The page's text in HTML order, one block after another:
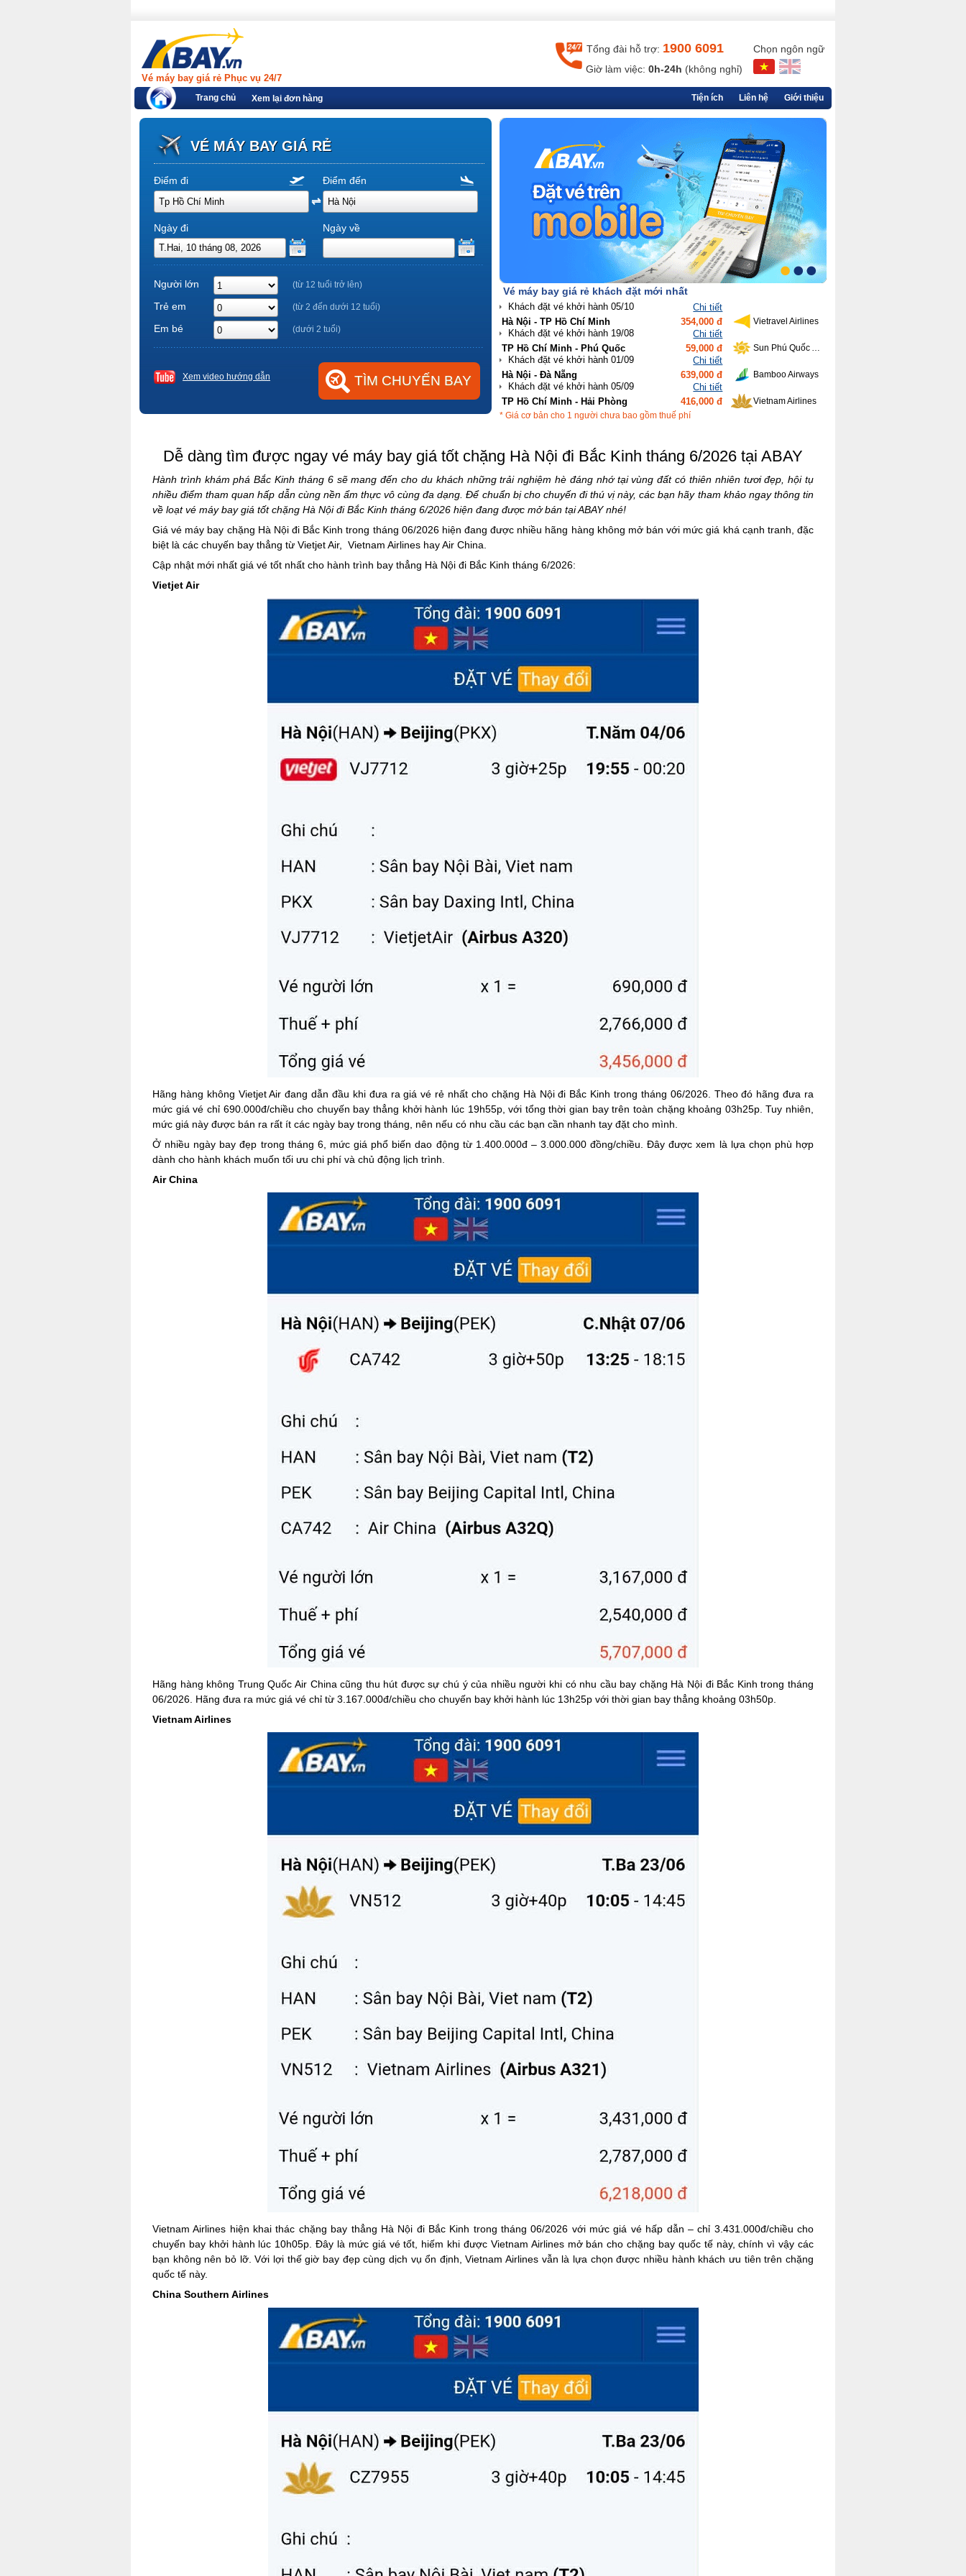
Vé máy bay giá rẻ Phục vụ 24/7
Tổng đài hỗ trợ: 1900 6091
Giờ làm việc: 0h-24h (không nghỉ)
Chọn ngôn ngữ
Trang chủ Xem lại đơn hàng Giới thiệu
Liên hệ
Tiện ích
VÉ MÁY BAY GIÁ RẺ
Điểm đi Điểm đến
Ngày đi Ngày về
Người lớn (từ 12 tuổi trở lên)
Trẻ em (từ 2 đến dưới 12 tuổi)
Em bé (dưới 2 tuổi)
Xem video hướng dẫn
Vé máy bay giá rẻ khách đặt mới nhất
Hà Nội - TP Hồ Chí Minh 354,000 đ
Chi tiết
Vietravel Airlines
TP Hồ Chí Minh - Phú Quốc 59,000 đ
Chi tiết
Sun Phú Quốc Airways
Hà Nội - Đà Nẵng 639,000 đ
Chi tiết
Bamboo Airways
TP Hồ Chí Minh - Hải Phòng 416,000 đ
Chi tiết
Vietnam Airlines
* Giá cơ bản cho 1 người chưa bao gồm thuế phí
Dễ dàng tìm được ngay vé máy bay giá tốt chặng Hà Nội đi Bắc Kinh tháng 6/2026 tại ABAY
Hành trình khám phá Bắc Kinh tháng 6 sẽ mang đến cho du khách những trải nghiệm hè đáng nhớ tại vùng đất có thiên nhiên tươi đẹp, hội tụ
nhiều điểm tham quan hấp dẫn cùng nền ẩm thực vô cùng đa dạng. Để chuẩn bị cho chuyến đi thú vị này, các bạn hãy tham khảo ngay thông tin
về loạt vé máy bay giá tốt chặng Hà Nội đi Bắc Kinh tháng 6/2026 hiện đang được mở bán tại ABAY nhé!
Giá vé máy bay chặng Hà Nội đi Bắc Kinh trong tháng 06/2026 hiện đang được nhiều hãng hàng không mở bán với mức giá khá cạnh tranh, đặc
biệt là các chuyến bay thẳng từ Vietjet Air, Vietnam Airlines hay Air China.
Cập nhật mới nhất giá vé tốt nhất cho hành trình bay thẳng Hà Nội đi Bắc Kinh tháng 6/2026:
Vietjet Air
Hãng hàng không Vietjet Air đang dẫn đầu khi đưa ra giá vé rẻ nhất cho chặng Hà Nội đi Bắc Kinh trong tháng 06/2026. Theo đó hãng đưa ra
mức giá vé chỉ 690.000đ/chiều cho chuyến bay thẳng khởi hành lúc 19h55p, với tổng thời gian bay trên toàn chặng khoảng 03h25p. Tuy nhiên,
mức giá này được bán ra rất ít các ngày bay trong tháng, nên nếu có nhu cầu các bạn cần nhanh tay đặt cho mình.
Ở nhiều ngày bay đẹp trong tháng 6, mức giá phổ biến dao động từ 1.400.000đ – 3.000.000 đồng/chiều. Đây được xem là lựa chọn phù hợp
dành cho hành khách muốn tối ưu chi phí và chủ động lịch trình.
Air China
Hãng hàng không Trung Quốc Air China cũng thu hút được sự chú ý của nhiều người khi có nhu cầu bay chặng Hà Nội đi Bắc Kinh trong tháng
06/2026. Hãng đưa ra mức giá vé chỉ từ 3.167.000đ/chiều cho chuyến bay khởi hành lúc 13h25p với thời gian bay thẳng khoảng 03h50p.
Vietnam Airlines
Vietnam Airlines hiện khai thác chặng bay thẳng Hà Nội đi Bắc Kinh trong tháng 06/2026 với mức giá vé hấp dẫn – chỉ 3.431.000đ/chiều cho
chuyến bay khởi hành lúc 10h05p. Đây là mức giá vé tốt, hiếm khi được Vietnam Airlines mở bán cho chặng bay quốc tế này, chính vì vậy các
bạn không nên bỏ lỡ. Với lợi thế giờ bay đẹp cùng dịch vụ ổn định, Vietnam Airlines vẫn là lựa chọn được nhiều hành khách ưu tiên trên chặng
quốc tế này.
China Southern Airlines